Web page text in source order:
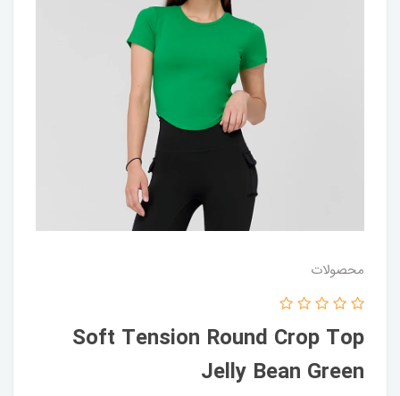
محصولات
Soft Tension Round Crop Top
Jelly Bean Green